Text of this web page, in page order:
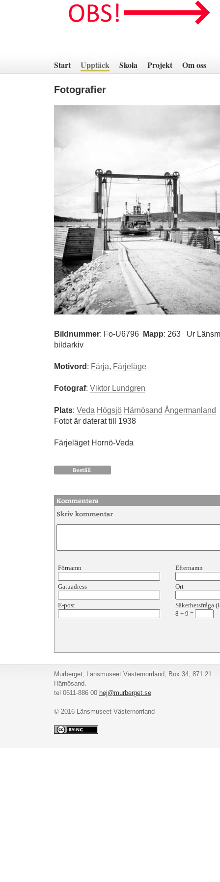
innehåll
Start Upptäck Skola Projekt Om oss
Fotografier
Bildnummer: Fo-U6796 Mapp: 263
Ur
bildarkiv
Motivord: Färja, Färjeläge
Fotograf: Viktor Lundgren
Plats: Veda Högsjö Härnösand Ångermanland
Fotot är daterat till 1938
Färjeläget Hornö-Veda
Förnamn Efternamn
Gatuadress Ort
E-post
Säkerhetsfråga
8 + 9 =
Murberget, Länsmuseet Västernorrland, Box 34, 871 21
Härnösand.
tel 0611-886 00 hej@murberget.se
© 2016 Länsmuseet Västernorrland